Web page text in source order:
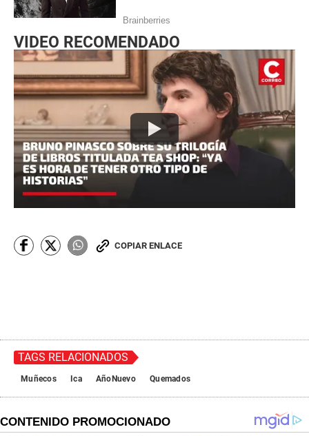
VIDEO RECOMENDADO
COPIAR ENLACE
TAGS RELACIONADOS
Muñecos Ica AñoNuevo Quemados